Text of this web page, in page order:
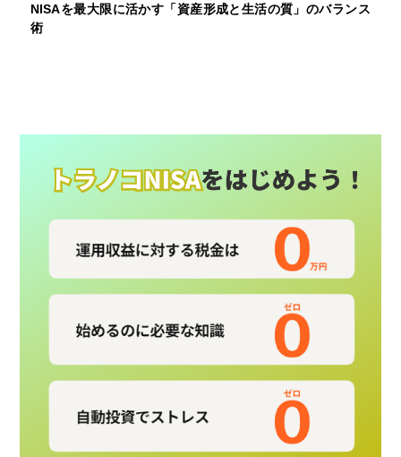
NISAを最大限に活かす「資産形成と生活の質」のバランス
術